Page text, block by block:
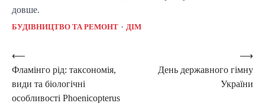
довше.
БУДІВНИЦТВО ТА РЕМОНТ ДІМ
Post
navigation
⟵
Фламінго рід: таксономія,
види та біологічні
особливості Phoenicopterus
День державного гімну
України
⟶